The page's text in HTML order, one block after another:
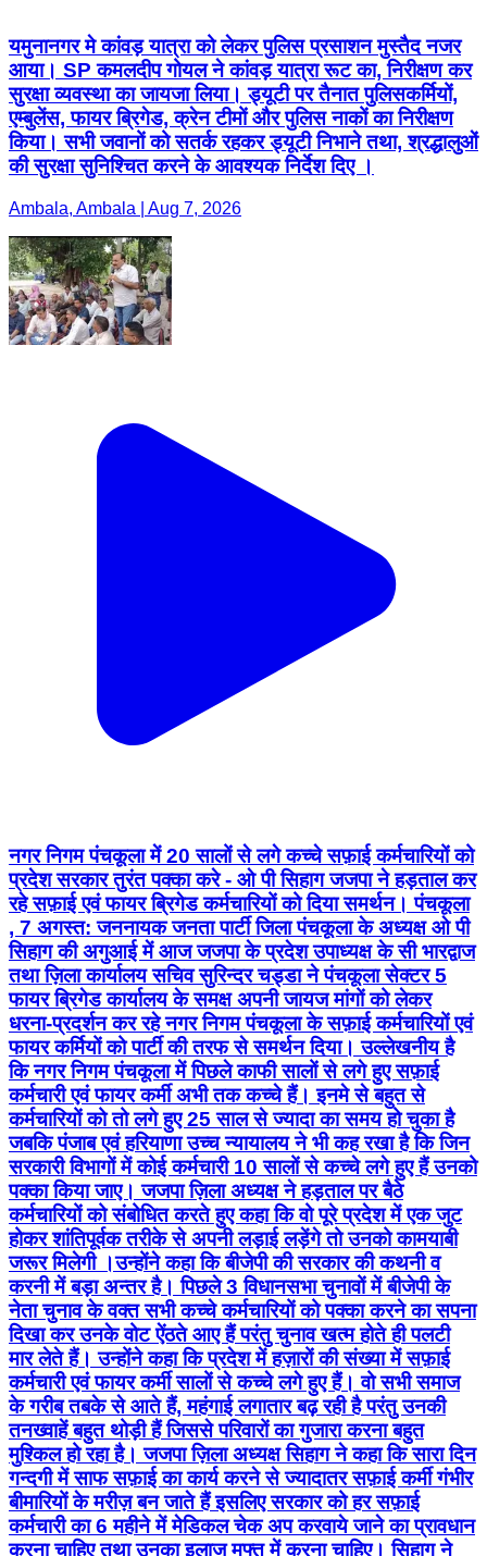
यमुनानगर मे कांवड़ यात्रा को लेकर पुलिस प्रसाशन मुस्तैद नजर
आया। SP कमलदीप गोयल ने कांवड़ यात्रा रूट का, निरीक्षण कर
सुरक्षा व्यवस्था का जायजा लिया। ड्यूटी पर तैनात पुलिसकर्मियों,
एम्बुलेंस, फायर ब्रिगेड, क्रेन टीमों और पुलिस नाकों का निरीक्षण
किया। सभी जवानों को सतर्क रहकर ड्यूटी निभाने तथा, श्रद्धालुओं
की सुरक्षा सुनिश्चित करने के आवश्यक निर्देश दिए ।
Ambala, Ambala | Aug 7, 2026
नगर निगम पंचकूला में 20 सालों से लगे कच्चे सफ़ाई कर्मचारियों को
प्रदेश सरकार तुरंत पक्का करे - ओ पी सिहाग जजपा ने हड़ताल कर
रहे सफ़ाई एवं फायर ब्रिगेड कर्मचारियों को दिया समर्थन। पंचकूला
, 7 अगस्त: जननायक जनता पार्टी जिला पंचकूला के अध्यक्ष ओ पी
सिहाग की अगुआई में आज जजपा के प्रदेश उपाध्यक्ष के सी भारद्वाज
तथा ज़िला कार्यालय सचिव सुरिन्दर चड्डा ने पंचकूला सेक्टर 5
फायर ब्रिगेड कार्यालय के समक्ष अपनी जायज मांगों को लेकर
धरना-प्रदर्शन कर रहे नगर निगम पंचकूला के सफ़ाई कर्मचारियों एवं
फायर कर्मियों को पार्टी की तरफ से समर्थन दिया। उल्लेखनीय है
कि नगर निगम पंचकूला में पिछले काफी सालों से लगे हुए सफ़ाई
कर्मचारी एवं फायर कर्मी अभी तक कच्चे हैं। इनमे से बहुत से
कर्मचारियों को तो लगे हुए 25 साल से ज्यादा का समय हो चुका है
जबकि पंजाब एवं हरियाणा उच्च न्यायालय ने भी कह रखा है कि जिन
सरकारी विभागों में कोई कर्मचारी 10 सालों से कच्चे लगे हुए हैं उनको
पक्का किया जाए। जजपा ज़िला अध्यक्ष ने हड़ताल पर बैठे
कर्मचारियों को संबोधित करते हुए कहा कि वो पूरे प्रदेश में एक जुट
होकर शांतिपूर्वक तरीके से अपनी लड़ाई लड़ेंगे तो उनको कामयाबी
जरूर मिलेगी ।उन्होंने कहा कि बीजेपी की सरकार की कथनी व
करनी में बड़ा अन्तर है। पिछले 3 विधानसभा चुनावों में बीजेपी के
नेता चुनाव के वक्त सभी कच्चे कर्मचारियों को पक्का करने का सपना
दिखा कर उनके वोट ऐंठते आए हैं परंतु चुनाव खत्म होते ही पलटी
मार लेते हैं। उन्होंने कहा कि प्रदेश में हज़ारों की संख्या में सफ़ाई
कर्मचारी एवं फायर कर्मी सालों से कच्चे लगे हुए हैं। वो सभी समाज
के गरीब तबके से आते हैं, महंगाई लगातार बढ़ रही है परंतु उनकी
तनख्वाहें बहुत थोड़ी हैं जिससे परिवारों का गुजारा करना बहुत
मुश्किल हो रहा है। जजपा ज़िला अध्यक्ष सिहाग ने कहा कि सारा दिन
गन्दगी में साफ सफ़ाई का कार्य करने से ज्यादातर सफ़ाई कर्मी गंभीर
बीमारियों के मरीज़ बन जाते हैं इसलिए सरकार को हर सफ़ाई
कर्मचारी का 6 महीने में मेडिकल चेक अप करवाये जाने का प्रावधान
करना चाहिए तथा उनका इलाज मुफ्त में करना चाहिए। सिहाग ने